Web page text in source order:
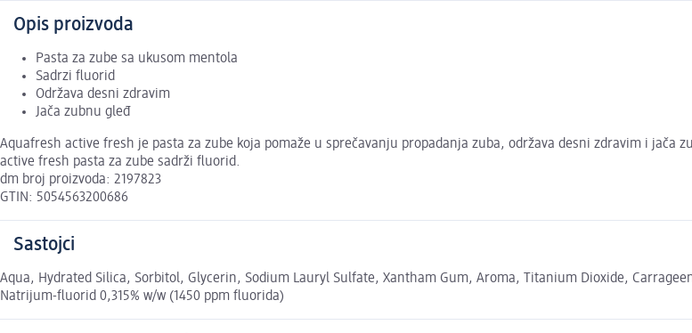
Opis proizvoda
Pasta za zube sa ukusom mentola
Sadrzi fluorid
Održava desni zdravim
Jača zubnu gleđ
Aquafresh active fresh je pasta za zube koja pomaže u sprečavanju propadanja zuba, održava desni zdravim i jača
active fresh pasta za zube sadrži fluorid.
dm broj proizvoda: 2197823
GTIN: 5054563200686
Sastojci
Aqua, Hydrated Silica, Sorbitol, Glycerin, Sodium Lauryl Sulfate, Xantham Gum, Aroma, Titanium Dioxide,
Natrijum-fluorid 0,315% w/w (1450 ppm fluorida)